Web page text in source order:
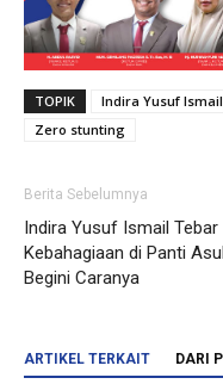
TOPIK Indira Yusuf Ismail
Zero stunting
Berita Sebelumnya
Indira Yusuf Ismail Tebar
Kebahagiaan di Panti
Begini Caranya
ARTIKEL TERKAIT DARI